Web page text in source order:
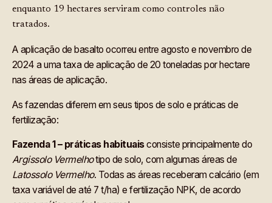
enquanto 19 hectares serviram como controles não
tratados.
A aplicação de basalto ocorreu entre agosto e novembro de
2024 a uma taxa de aplicação de 20 toneladas por hectare
nas áreas de aplicação.
As fazendas diferem em seus tipos de solo e práticas de
fertilização:
Fazenda 1 – práticas habituaisconsiste principalmente do
Argissolo Vermelhotipo de solo, com algumas áreas de
Latossolo Vermelho. Todas as áreas receberam calcário (em
taxa variável de até 7 t/ha) e fertilização NPK, de acordo